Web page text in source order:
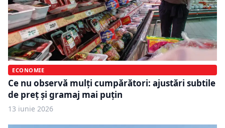
ECONOMIE
Ce nu observă mulți cumpărători: ajustări subtile
de preț și gramaj mai puțin
13 iunie 2026